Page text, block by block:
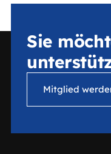
Sie
Mitglied